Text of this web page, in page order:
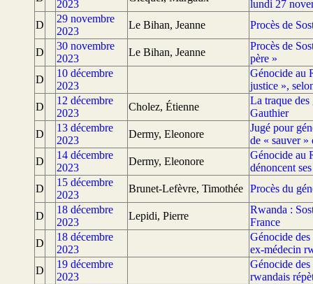
2023
lundi 27
D
29 novembre
2023
Le Bihan, Jeanne Procès de
D
30 novembre
2023
Le Bihan, Jeanne
Procès de
père »
D
10 décembre
2023
Génocide au
justice »,
D
12 décembre
2023
Cholez, Étienne
La traque
Gauthier
D
13 décembre
2023
Dermy, Eleonore
Jugé pour
de « sauver »
D
14 décembre
2023
Dermy, Eleonore
Génocide au
dénoncent
D
15 décembre
2023
Brunet-Lefèvre, Timothée Procès du
D
18 décembre
2023
Lepidi, Pierre
Rwanda :
France
D
18 décembre
2023
Génocide
ex-médecin
D
19 décembre
2023
Génocide
rwandais